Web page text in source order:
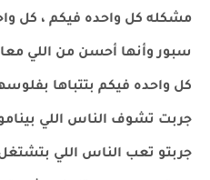
مشكله كل واحده فيكم ، كل
سبور وأنها أحسن من اللي
كل واحده فيكم بتتباها
جربت تشوف الناس اللي
جربتو تعب الناس اللي بتشتغل